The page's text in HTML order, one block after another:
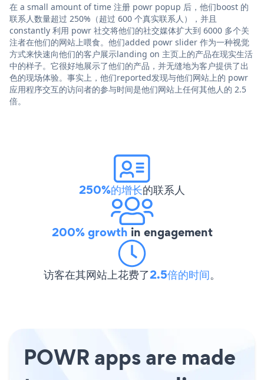
在 a small amount of time 注册 powr popup 后，他们boost 的
联系人数量超过 250%（超过 600 个真实联系人），并且
constantly 利用 powr 社交将他们的社交媒体扩大到 6000 多个关
注者在他们的网站上喂食。他们added powr slider 作为一种视觉
方式来快速向他们的客户展示landing on 主页上的产品在现实生活
中的样子。它很好地展示了他们的产品，并无缝地为客户提供了出
色的现场体验。事实上，他们reported发现与他们网站上的 powr
应用程序交互的访问者的参与时间是他们网站上任何其他人的 2.5
倍。
250%的增长的联系人
200% growth in engagement
访客在其网站上花费了2.5倍的时间。
POWR apps are made